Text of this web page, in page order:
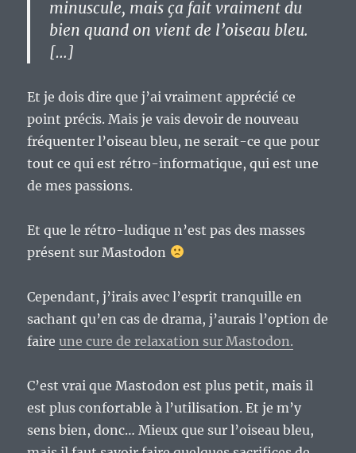
minuscule, mais ça fait vraiment du
bien quand on vient de l’oiseau bleu.
[…]
Et je dois dire que j’ai vraiment apprécié ce
point précis. Mais je vais devoir de nouveau
fréquenter l’oiseau bleu, ne serait-ce que pour
tout ce qui est rétro-informatique, qui est une
de mes passions.
Et que le rétro-ludique n’est pas des masses
présent sur Mastodon
Cependant, j’irais avec l’esprit tranquille en
sachant qu’en cas de drama, j’aurais l’option de
faireune cure de relaxation sur Mastodon.
C’est vrai que Mastodon est plus petit, mais il
est plus confortable à l’utilisation. Et je m’y
sens bien, donc… Mieux que sur l’oiseau bleu,